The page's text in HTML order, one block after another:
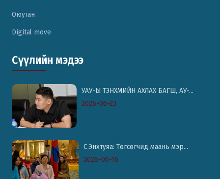
Оюутан
Digital move
Сүүлийн мэдээ
УАУ-Ы ТЭНХМИЙН АХЛАХ БАГШ, АУ-...
2026-06-23
С.Энхтуяа: Төгсөгчид маань мэр...
2026-06-16